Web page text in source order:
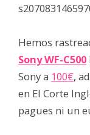
Hemos
Sony WF-C500
Sony a 100€,
en El Corte
pagues ni un